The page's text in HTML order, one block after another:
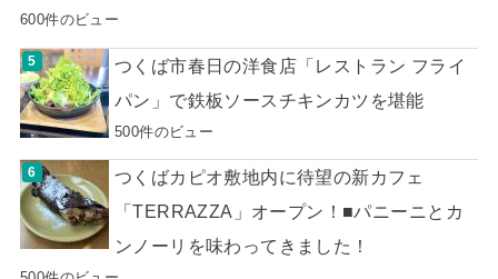
600件のビュー
つくば市春日の洋食店「レストラン フライ
パン」で鉄板ソースチキンカツを堪能
500件のビュー
つくばカピオ敷地内に待望の新カフェ
「TERRAZZA」オープン！■パニーニとカ
ンノーリを味わってきました！